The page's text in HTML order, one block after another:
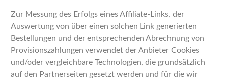
Zur Messung des Erfolgs eines Affiliate-Links, der
Auswertung von über einen solchen Link generierten
Bestellungen und der entsprechenden Abrechnung von
Provisionszahlungen verwendet der Anbieter Cookies
und/oder vergleichbare Technologien, die grundsätzlich
auf den Partnerseiten gesetzt werden und für die wir